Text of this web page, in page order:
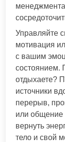
Управляйте
мотивация
с вашим
состоянием.
отдыхаете?
источники
перерыв,
или общение
вернуть
тело и свой